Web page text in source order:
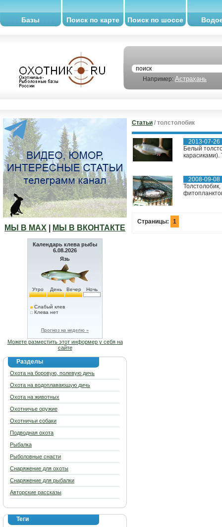
Базы Поиск по карте Поиск по шоссе
Например: Астрахань
МЫ В МАХ МЫ В ВКОНТАКТЕ
Календарь клева рыбы
6.08.2026
Язь
Утро День Вечер Ночь
Слабый клев
Клева нет
Прогноз на неделю »
Можете разместить этот информер у себя на
сайте
Разделы
Охота на боровую, полевую дичь
Охота на водоплавающую дичь
Охота на животных
Охотничье оружие
Охотничьи собаки
Подводная охота
Рыбалка
Рыболовные снасти
Снаряжение для охоты
Снаряжение для рыбалки
Авторские рассказы
Теги
Статьи / толстолобик
2013-07-26
Белый
карасиками).
2008-09-08
Страницы: 1